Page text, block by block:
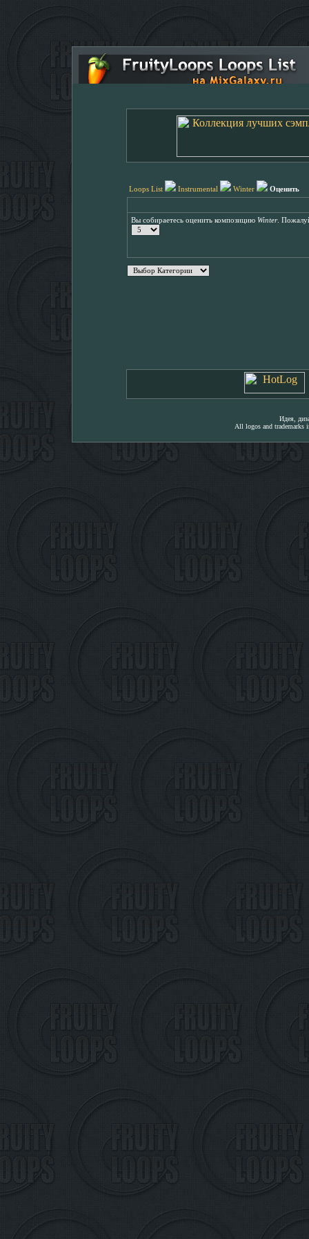
Loops List Instrumental Winter Оценить
Вы собираетесь оценить композицию Winter.
Идея,
All logos and trademarks